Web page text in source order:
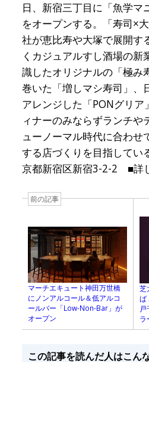
日、新宿三丁目に「魚学マ
をオープンする。「寿司×
社が恵比寿や大塚で展開す
くカジュアルすし酒場の新
識したオリジナルの「極み
巻いた「増しマシ寿司」、
アレンジした「PONグリア
ィナーのみならずランチや
ューノーマル時代に合わせ
する店づくりを目指してい
京都新宿区新宿3-2-2 ■詳
前の記事
マーチエキュート神田万世橋
にノンアルコール＆低アルコ
ールバー「Low-Non-Bar」が
オープン
芝
ば
ラ
この記事を読んだ人はこん